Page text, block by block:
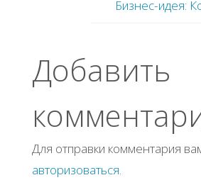
Бизнес-идея:
Добавить
Для отправки комментария
авторизоваться.